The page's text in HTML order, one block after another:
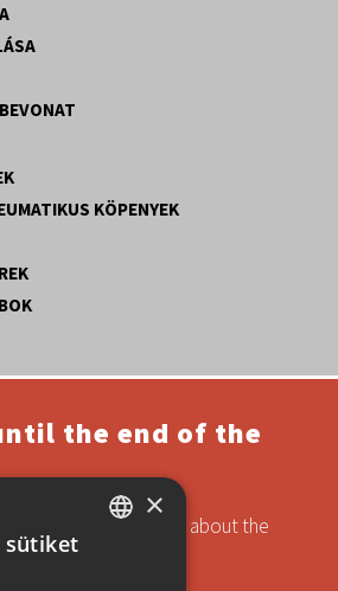
KÖPENYEK
the end of the
like to inform you about the
of the year 2024.
×
sütiket